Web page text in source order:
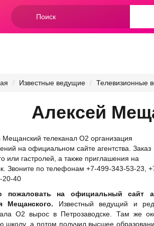
Форма
поиска
Известные ведущие Телевизионные
Алексей
Мещанский телеканал О2 организация
на официальном сайте агентства. Заказ
или гастролей, а также приглашения на
Звоните по телефонам +7-499-343-53-23,
20-40
пожаловать на официальный сайт
Мещанского. Известный ведущий и
О2 вырос в Петрозаводске. Там же
школу, а потом получил высшее